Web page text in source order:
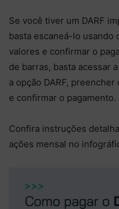
Se você tiver um DARF
basta escaneá-lo usando
valores e confirmar o
de barras, basta acessar
a opção DARF,
e confirmar o pagamento.
Confira instruções
ações mensal no